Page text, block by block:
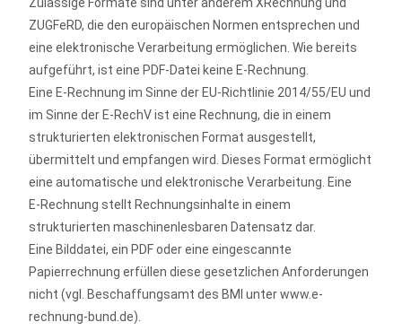
ZUGFeRD, die den europäischen Normen entsprechen und
eine elektronische Verarbeitung ermöglichen. Wie bereits
aufgeführt, ist eine PDF-Datei keine E‑Rechnung.
Eine E-Rechnung im Sinne der EU-Richtlinie 2014/55/EU und
im Sinne der E‑RechV ist eine Rechnung, die in einem
strukturierten elektronischen Format ausgestellt,
übermittelt und empfangen wird. Dieses Format ermöglicht
eine automatische und elektronische Verarbeitung. Eine
E‑Rechnung stellt Rechnungsinhalte in einem
strukturierten maschinenlesbaren Datensatz dar.
Eine Bilddatei, ein PDF oder eine eingescannte
Papierrechnung erfüllen diese gesetzlichen Anforderungen
nicht (vgl. Beschaffungsamt des BMI unter www.e-
rechnung-bund.de).